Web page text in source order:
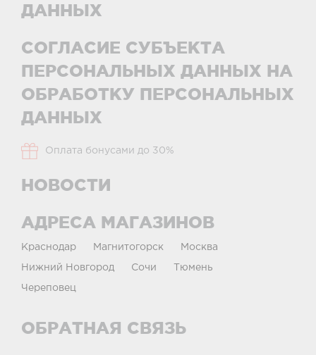
ДАННЫХ
СОГЛАСИЕ СУБЪЕКТА
ПЕРСОНАЛЬНЫХ ДАННЫХ НА
ОБРАБОТКУ ПЕРСОНАЛЬНЫХ
ДАННЫХ
Оплата бонусами до 30%
НОВОСТИ
АДРЕСА МАГАЗИНОВ
Краснодар Магнитогорск Москва
Нижний Новгород Сочи Тюмень
Череповец
ОБРАТНАЯ СВЯЗЬ